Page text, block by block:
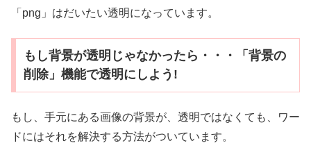
「png」はだいたい透明になっています。
もし背景が透明じゃなかったら・・・「背景の
削除」機能で透明にしよう!
もし、手元にある画像の背景が、透明ではなくても、ワー
ドにはそれを解決する方法がついています。